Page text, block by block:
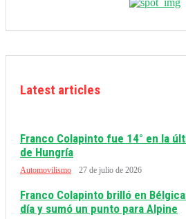
Latest articles
Franco Colapinto fue 14° en la
de Hungría
Automovilismo 27 de julio de 2026
Franco Colapinto brilló en
día y sumó un punto para Alpine